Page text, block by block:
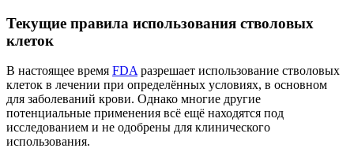
Текущие правила использования стволовых
клеток
В настоящее время FDA разрешает использование стволовых
клеток в лечении при определённых условиях, в основном
для заболеваний крови. Однако многие другие
потенциальные применения всё ещё находятся под
исследованием и не одобрены для клинического
использования.